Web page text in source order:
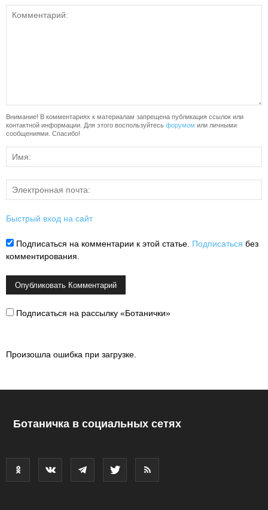
Внимание! В комментариях к материалам запрещена публикация ссылок или
контактной информации. Для этого воспользуйтесь форумом или личными
сообщениями. Спасибо!
Быстрый вход на сайт
Подписаться на комментарии к этой статье. Подписаться без
комментирования.
Подписаться на рассылку «Ботанички»
Произошла ошибка при загрузке.
Ботаничка в социальных сетях